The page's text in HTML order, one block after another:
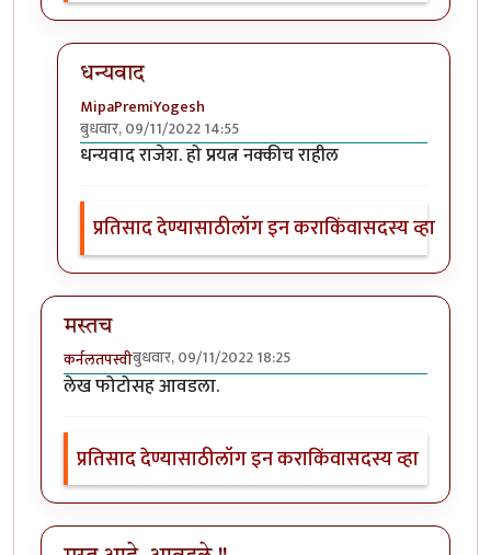
धन्यवाद
MipaPremiYogesh
बुधवार, 09/11/2022 14:55
In reply toमस्त लेखbyराजेंद्र मेहेंदळे
धन्यवाद राजेश. हो प्रयत्न नक्कीच राहील
प्रतिसाद देण्यासाठीलॉग इन कराकिंवासदस्य व्हा
मस्तच
कर्नलतपस्वीबुधवार, 09/11/2022 18:25
लेख फोटोसह आवडला.
प्रतिसाद देण्यासाठीलॉग इन कराकिंवासदस्य व्हा